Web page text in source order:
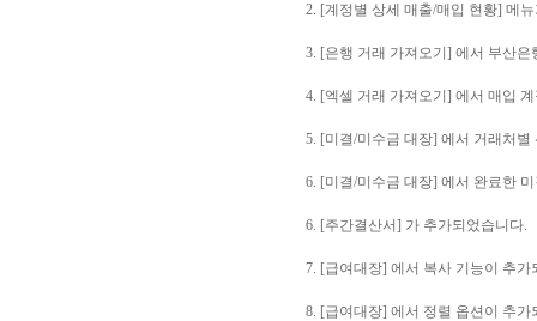
2. [계정별 상세 매출/매입 현황] 메
3. [은행 거래 가져오기] 에서 부산은
4. [엑셀 거래 가져오기] 에서 매입
5. [미결/미수금 대장] 에서 거래처별
6. [미결/미수금 대장] 에서 완료한
6. [주간결산서] 가 추가되었습니다.
7. [급여대장] 에서 복사 기능이 추가
8. [급여대장] 에서 정렬 옵션이 추가